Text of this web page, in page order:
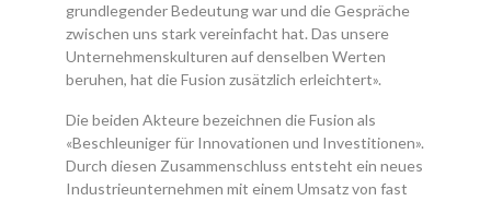
grundlegender Bedeutung war und die Gespräche
zwischen uns stark vereinfacht hat. Das unsere
Unternehmenskulturen auf denselben Werten
beruhen, hat die Fusion zusätzlich erleichtert».
Die beiden Akteure bezeichnen die Fusion als
«Beschleuniger für Innovationen und Investitionen».
Durch diesen Zusammenschluss entsteht ein neues
Industrieunternehmen mit einem Umsatz von fast